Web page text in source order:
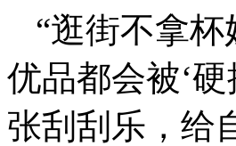
“逛街不拿
优品都会被‘
张刮刮乐，给